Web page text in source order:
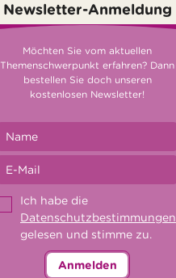
Newsletter-Anmeldung
Möchten Sie vom aktuellen
Themenschwerpunkt erfahren? Dann
bestellen Sie doch unseren
kostenlosen Newsletter!
Ich habe die
Datenschutzbestimmungen
gelesen und stimme zu.
Anmelden